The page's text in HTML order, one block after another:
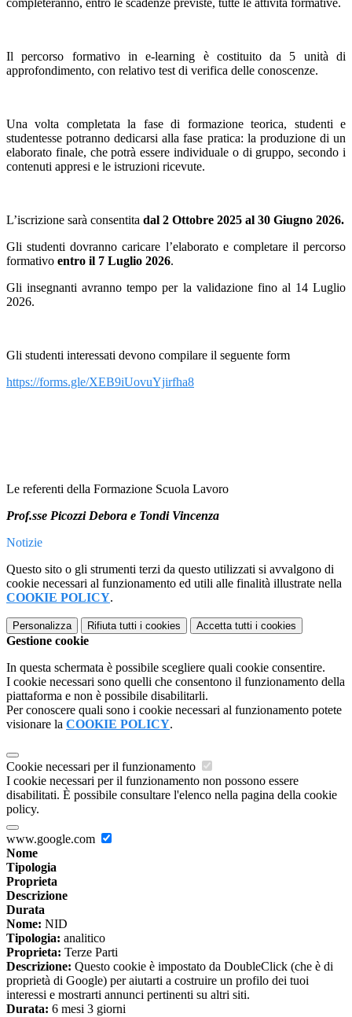
completeranno, entro le scadenze previste, tutte le attività formative.
Il percorso formativo in e-learning è costituito da 5 unità di
approfondimento, con relativo test di verifica delle conoscenze.
Una volta completata la fase di formazione teorica, studenti e
studentesse potranno dedicarsi alla fase pratica: la produzione di un
elaborato finale, che potrà essere individuale o di gruppo, secondo i
contenuti appresi e le istruzioni ricevute.
L’iscrizione sarà consentita dal 2 Ottobre 2025 al 30 Giugno 2026.
Gli studenti dovranno caricare l’elaborato e completare il percorso
formativo entro il 7 Luglio 2026.
Gli insegnanti avranno tempo per la validazione fino al 14 Luglio
2026.
Gli studenti interessati devono compilare il seguente form
https://forms.gle/XEB9iUovuYjirfha8
Le referenti della Formazione Scuola Lavoro
Prof.sse Picozzi Debora e Tondi Vincenza
Notizie
Questo sito o gli strumenti terzi da questo utilizzati si avvalgono di
cookie necessari al funzionamento ed utili alle finalità illustrate nella
COOKIE POLICY.
Personalizza Rifiuta tutti i cookies Accetta tutti i cookies
Gestione cookie
In questa schermata è possibile scegliere quali cookie consentire.
I cookie necessari sono quelli che consentono il funzionamento della
piattaforma e non è possibile disabilitarli.
Per conoscere quali sono i cookie necessari al funzionamento potete
visionare la COOKIE POLICY.
Cookie necessari per il funzionamento
I cookie necessari per il funzionamento non possono essere
disabilitati. È possibile consultare l'elenco nella pagina della cookie
policy.
www.google.com
Nome
Tipologia
Proprieta
Descrizione
Durata
Nome: NID
Tipologia: analitico
Proprieta: Terze Parti
Descrizione: Questo cookie è impostato da DoubleClick (che è di
proprietà di Google) per aiutarti a costruire un profilo dei tuoi
interessi e mostrarti annunci pertinenti su altri siti.
Durata: 6 mesi 3 giorni